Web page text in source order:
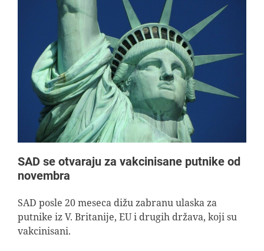
SAD se otvaraju za vakcinisane putnike od
novembra
SAD posle 20 meseca dižu zabranu ulaska za
putnike iz V. Britanije, EU i drugih država, koji su
vakcinisani.